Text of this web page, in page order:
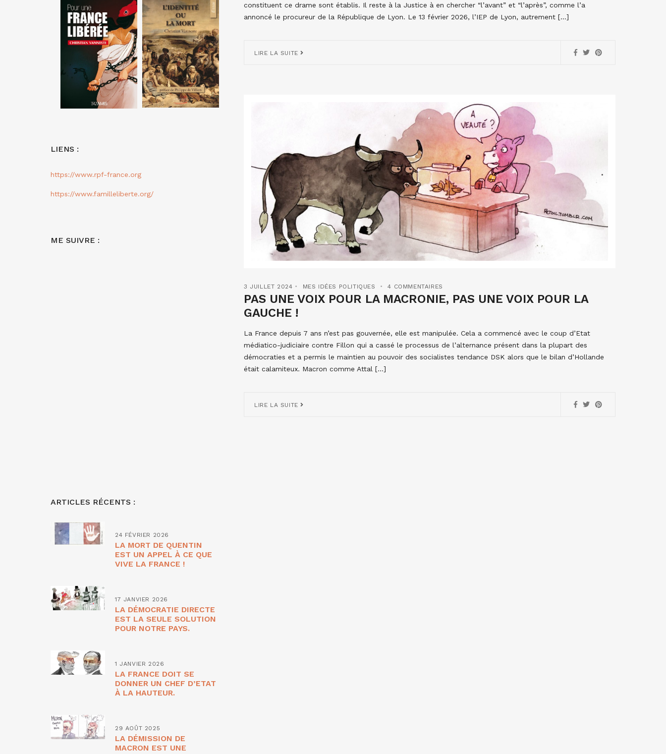
constituent ce drame sont établis. Il reste à la Justice à en chercher “l’avant” et “l’après”, comme l’a
annoncé le procureur de la République de Lyon. Le 13 février 2026, l’IEP de Lyon, autrement […]
LIRE LA SUITE
3 JUILLET 2024 MES IDÉES POLITIQUES 4 COMMENTAIRES
PAS UNE VOIX POUR LA MACRONIE, PAS UNE VOIX POUR LA
GAUCHE !
La France depuis 7 ans n’est pas gouvernée, elle est manipulée. Cela a commencé avec le coup d’Etat
médiatico-judiciaire contre Fillon qui a cassé le processus de l’alternance présent dans la plupart des
démocraties et a permis le maintien au pouvoir des socialistes tendance DSK alors que le bilan d’Hollande
était calamiteux. Macron comme Attal […]
LIRE LA SUITE
LIENS :
https://www.rpf-france.org
https://www.familleliberte.org/
ME SUIVRE :
ARTICLES RÉCENTS :
24 FÉVRIER 2026
LA MORT DE QUENTIN
EST UN APPEL À CE QUE
VIVE LA FRANCE !
17 JANVIER 2026
LA DÉMOCRATIE DIRECTE
EST LA SEULE SOLUTION
POUR NOTRE PAYS.
1 JANVIER 2026
LA FRANCE DOIT SE
DONNER UN CHEF D’ETAT
À LA HAUTEUR.
29 AOÛT 2025
LA DÉMISSION DE
MACRON EST UNE